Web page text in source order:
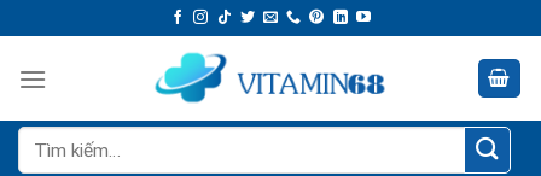
to
content
Tìm
kiếm: